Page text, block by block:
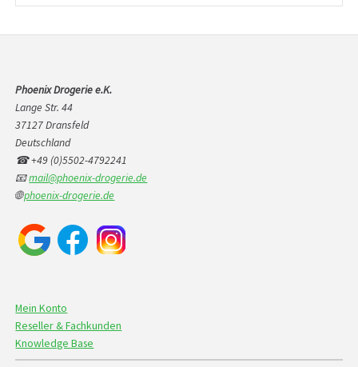
Phoenix Drogerie e.K.
Lange Str. 44
37127 Dransfeld
Deutschland
☎ +49 (0)5502-4792241
📧mail@phoenix-drogerie.de
🌐phoenix-drogerie.de
Mein Konto
Reseller & Fachkunden
Knowledge Base